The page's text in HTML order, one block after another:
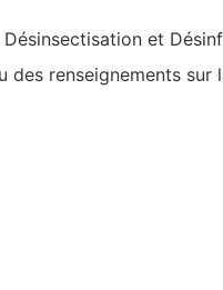
et
des renseignements